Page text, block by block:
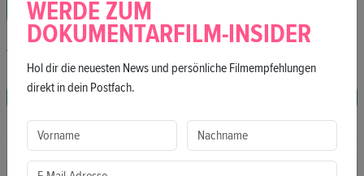
VOD
Online anschauen (VOD)
WERDE ZUM
DOKUMENTARFILM-INSIDER
Hol dir die neuesten News und persönliche Filmempfehlungen
direkt in dein Postfach.